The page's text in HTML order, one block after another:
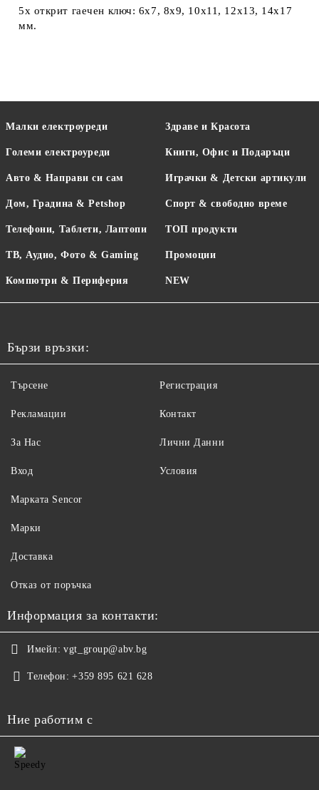
5х открит гаечен ключ: 6x7, 8x9, 10x11, 12x13, 14x17
мм.
Малки електроуреди
Големи електроуреди
Авто & Направи си сам
Дом, Градина & Petshop
Телефони, Таблети, Лаптопи
ТВ, Аудио, Фото & Gaming
Компютри & Периферия
Здраве и Красота
Книги, Офис и Подаръци
Играчки & Детски артикули
Спорт & свободно време
ТОП продукти
Промоции
NEW
Бързи връзки:
Търсене
Рекламации
За Нас
Вход
Регистрация
Контакт
Лични Данни
Условия
Maрката Sencor
Марки
Доставка
Отказ от поръчка
Информация за контакти:
Имейл: vgt_group@abv.bg
Телефон: +359 895 621 628
Ние работим с